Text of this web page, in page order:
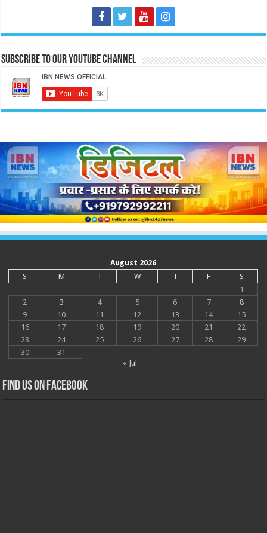
Subscribe to our Youtube Channel
August 2026
S
M T W T F
S
1
2
3 4 5 6 7
8
9
10 11 12 13 14
15
16
17 18 19 20 21
22
23
24 25 26 27 28
29
30
31
« Jul
Find us on Facebook